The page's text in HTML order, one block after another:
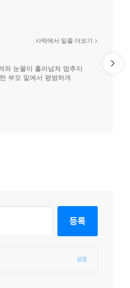
와 눈물이 흘러넘쳐 멈추지
부모 밑에서 평범하게
사락에서 밑줄 더보기
등록
설정